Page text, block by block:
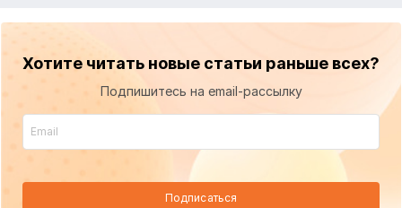
Хотите читать новые статьи раньше всех?
Подпишитесь на email-рассылку
Подписаться